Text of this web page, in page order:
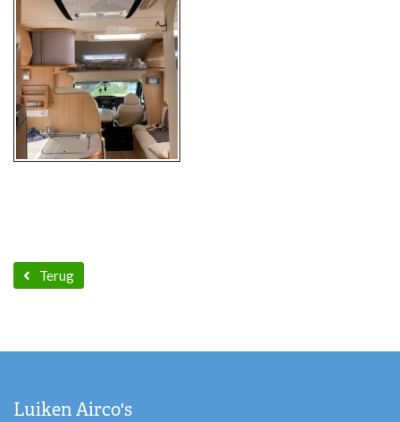
Terug
Luiken Airco's